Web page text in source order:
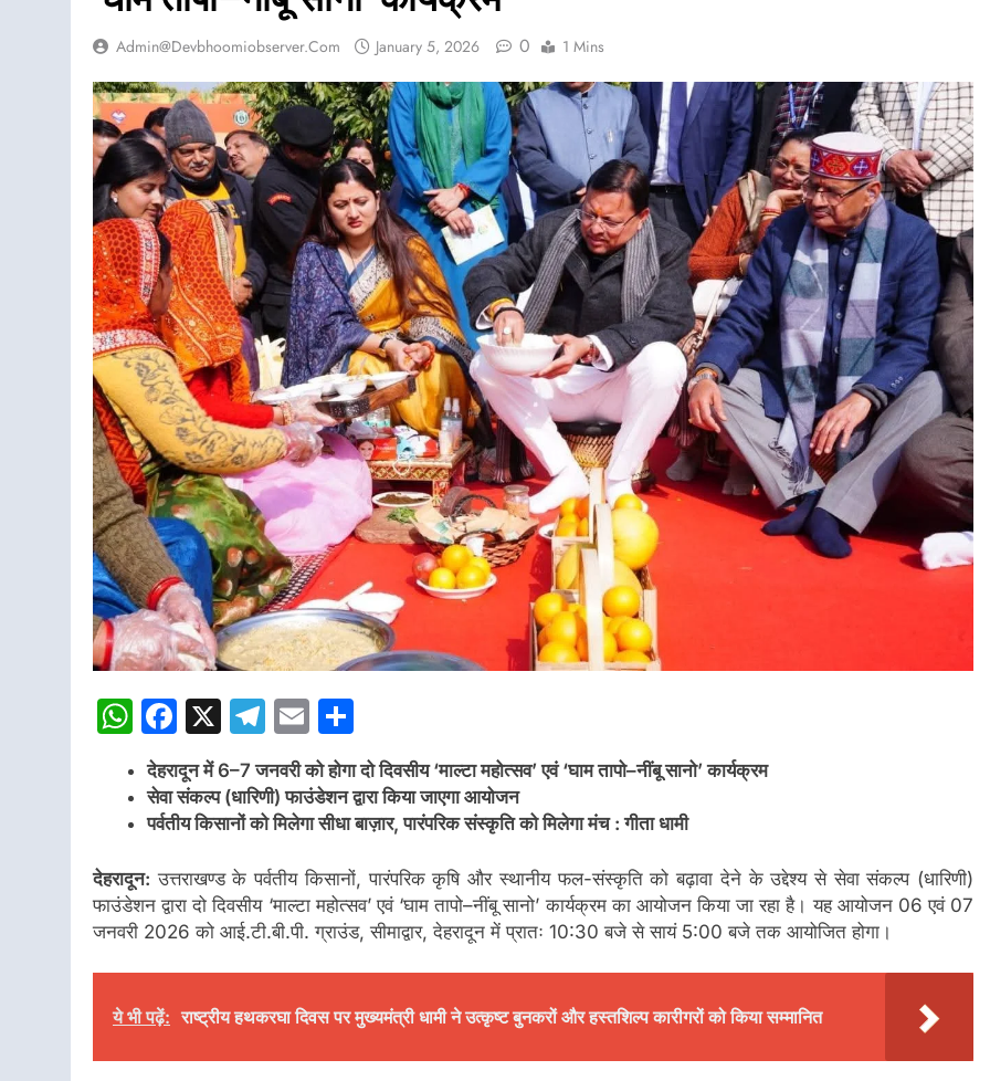
Admin@devbhoomiobserver.com January 5, 2026 0 1 Mins
WhatsApp
Facebook
X Telegram
Email
देहरादून में 6–7 जनवरी को होगा दो दिवसीय ‘माल्टा महोत्सव’ एवं ‘घाम तापो–नींबू सानो’ कार्यक्रम
सेवा संकल्प (धारिणी) फाउंडेशन द्वारा किया जाएगा आयोजन
पर्वतीय किसानों को मिलेगा सीधा बाज़ार, पारंपरिक संस्कृति को मिलेगा मंच : गीता धामी
देहरादून: उत्तराखण्ड के पर्वतीय किसानों, पारंपरिक कृषि और स्थानीय फल-संस्कृति को बढ़ावा देने के उद्देश्य से सेवा संकल्प (धारिणी)
फाउंडेशन द्वारा दो दिवसीय ‘माल्टा महोत्सव’ एवं ‘घाम तापो–नींबू सानो’ कार्यक्रम का आयोजन किया जा रहा है। यह आयोजन 06 एवं 07
जनवरी 2026 को आई.टी.बी.पी. ग्राउंड, सीमाद्वार, देहरादून में प्रातः 10:30 बजे से सायं 5:00 बजे तक आयोजित होगा।
ये भी पढ़ें: राष्ट्रीय हथकरघा दिवस पर मुख्यमंत्री धामी ने उत्कृष्ट बुनकरों और हस्तशिल्प कारीगरों को किया सम्मानित